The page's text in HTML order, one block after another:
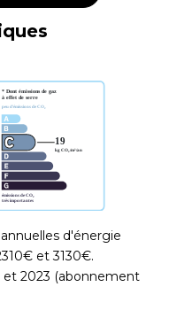
d'énergie
et 3130€.
et 2023 (abonnement